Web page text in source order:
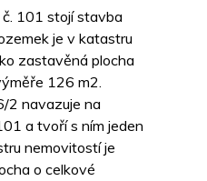
č. 101 stojí stavba
je v katastru
zastavěná plocha
126 m2.
2 navazuje na
a tvoří s ním jeden
nemovitostí je
o celkové